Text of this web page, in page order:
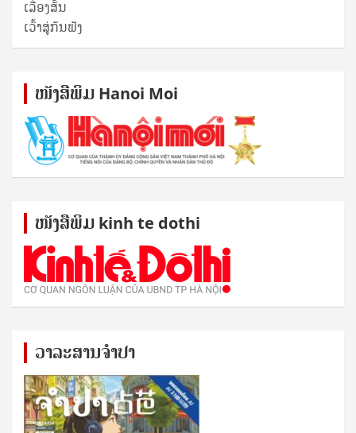
ເລື່ອງສັ້ນ
ເວົ້າສູ່ກັນຟັງ
ໜັງ​ສື​ພິມ Hanoi Moi
ໜັງ​ສື​ພິມ kinh te dothi
ວາລະສານຈຳປາ